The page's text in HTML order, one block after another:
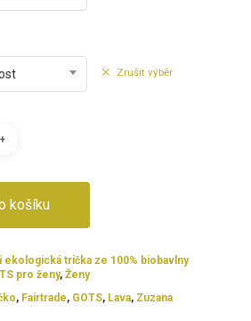
Zrušit výběr
košíku
ekologická trička ze 100% biobavlny
pro ženy, Ženy
, Fairtrade, GOTS, Lava, Zuzana